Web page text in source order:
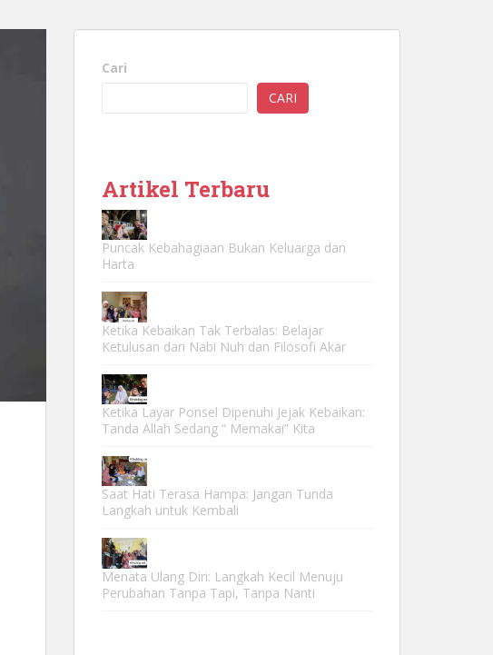
Cari
CARI
Artikel Terbaru
Puncak Kebahagiaan Bukan Keluarga dan
Harta
Ketika Kebaikan Tak Terbalas: Belajar
Ketulusan dari Nabi Nuh dan Filosofi Akar
Ketika Layar Ponsel Dipenuhi Jejak Kebaikan:
Tanda Allah Sedang “ Memakai” Kita
Saat Hati Terasa Hampa: Jangan Tunda
Langkah untuk Kembali
Menata Ulang Diri: Langkah Kecil Menuju
Perubahan Tanpa Tapi, Tanpa Nanti